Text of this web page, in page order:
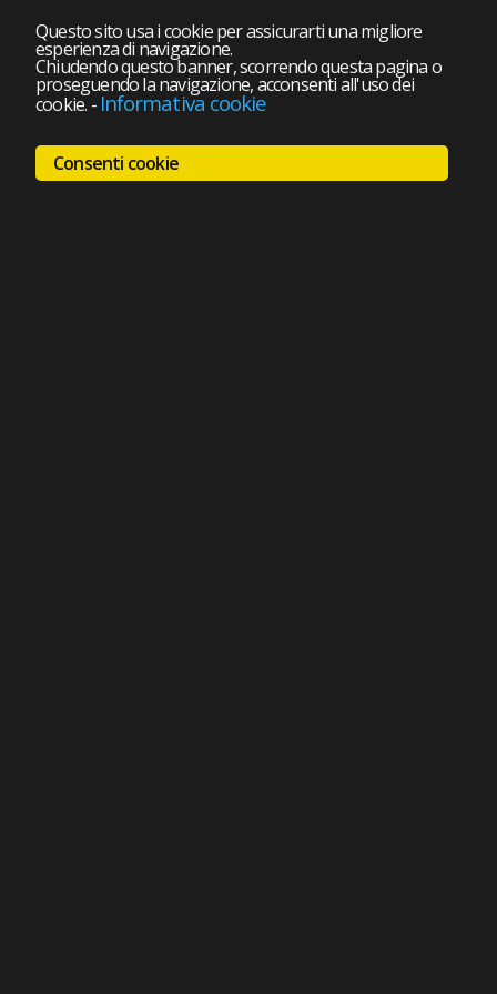
Questo sito usa i cookie per assicurarti una migliore
esperienza di navigazione.
Chiudendo questo banner, scorrendo questa pagina o
proseguendo la navigazione, acconsenti all'uso dei
cookie. - Informativa cookie
Consenti cookie